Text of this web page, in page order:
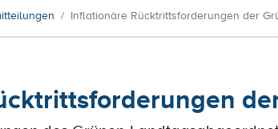
Inflationäre Rücktrittsforderungen der